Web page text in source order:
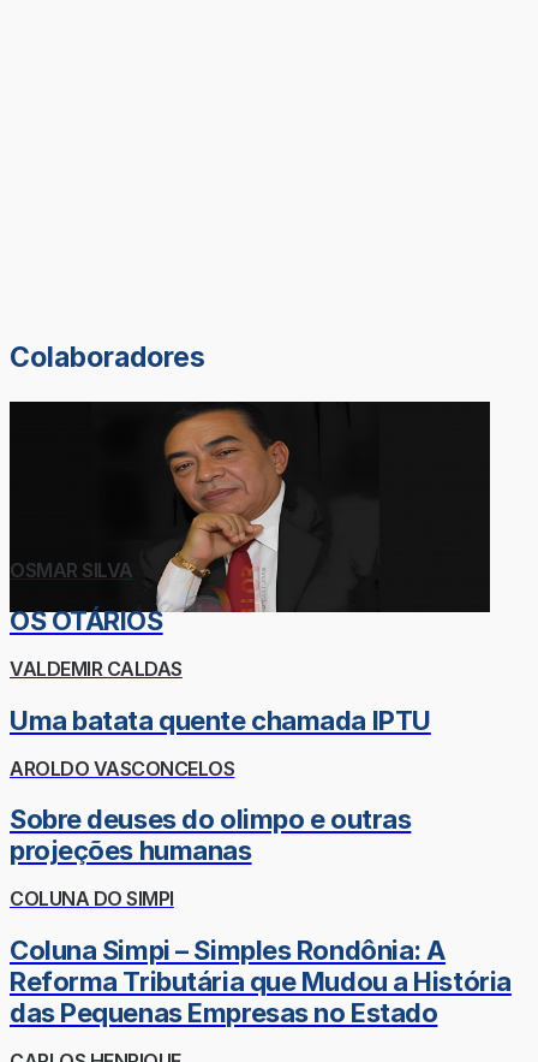
Colaboradores
OSMAR SILVA
OS OTÁRIOS
VALDEMIR CALDAS
Uma batata quente chamada IPTU
AROLDO VASCONCELOS
Sobre deuses do olimpo e outras
projeções humanas
COLUNA DO SIMPI
Coluna Simpi – Simples Rondônia: A
Reforma Tributária que Mudou a História
das Pequenas Empresas no Estado